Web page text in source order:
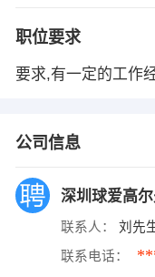
职位要求
要求,有一定的工作经
公司信息
深圳球爱高
联系人： 刘先
联系电话：